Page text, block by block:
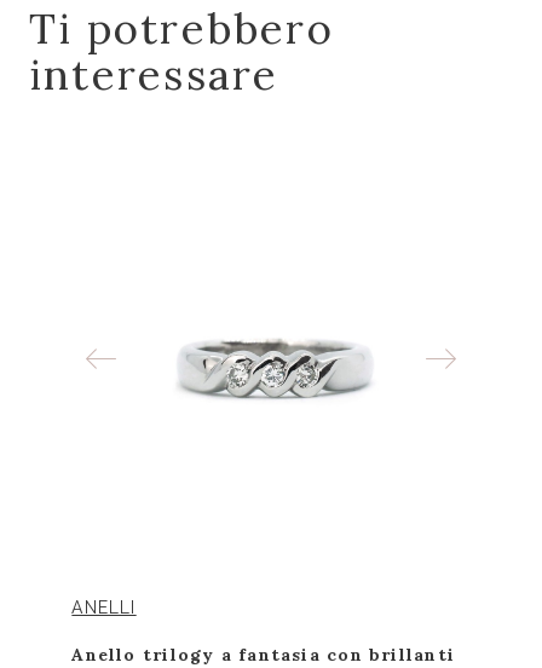
Ti potrebbero
interessare
ANELLI
Anello trilogy a fantasia con brillanti